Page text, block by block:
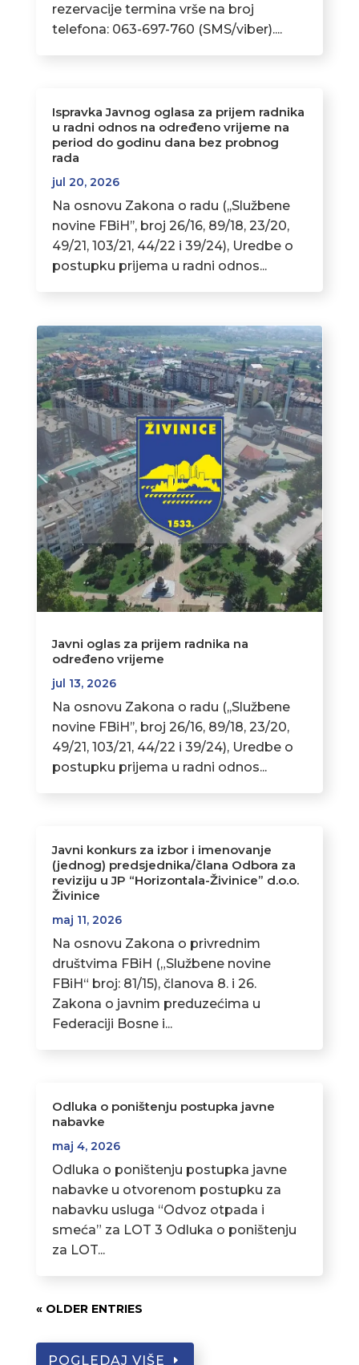
rezervacije termina vrše na broj
telefona: 063-697-760 (SMS/viber)....
Ispravka Javnog oglasa za prijem radnika
u radni odnos na određeno vrijeme na
period do godinu dana bez probnog
rada
jul 20, 2026
Na osnovu Zakona o radu (,,Službene
novine FBiH’’, broj 26/16, 89/18, 23/20,
49/21, 103/21, 44/22 i 39/24), Uredbe o
postupku prijema u radni odnos...
Javni oglas za prijem radnika na
određeno vrijeme
jul 13, 2026
Na osnovu Zakona o radu (,,Službene
novine FBiH’’, broj 26/16, 89/18, 23/20,
49/21, 103/21, 44/22 i 39/24), Uredbe o
postupku prijema u radni odnos...
Javni konkurs za izbor i imenovanje
(jednog) predsjednika/člana Odbora za
reviziju u JP “Horizontala-Živinice” d.o.o.
Živinice
maj 11, 2026
Na osnovu Zakona o privrednim
društvima FBiH („Službene novine
FBiH“ broj: 81/15), članova 8. i 26.
Zakona o javnim preduzećima u
Federaciji Bosne i...
Odluka o poništenju postupka javne
nabavke
maj 4, 2026
Odluka o poništenju postupka javne
nabavke u otvorenom postupku za
nabavku usluga “Odvoz otpada i
smeća” za LOT 3 Odluka o poništenju
za LOT...
« OLDER ENTRIES
POGLEDAJ VIŠE